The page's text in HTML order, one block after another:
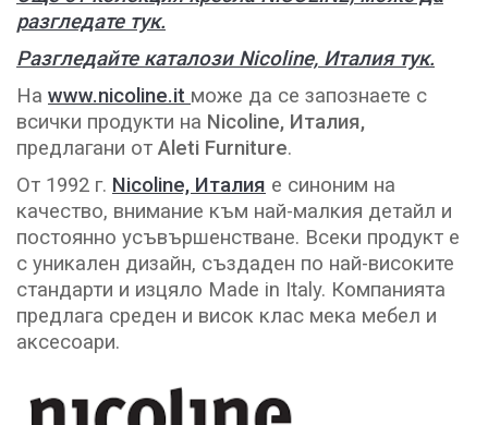
разгледате тук.
Разгледайте каталози Nicoline, Италия тук.
На www.nicoline.it може да се запознаете с
всички продукти на Nicoline, Италия,
предлагани от Aleti Furniture.
От 1992 г. Nicoline, Италия е синоним на
качество, внимание към най-малкия детайл и
постоянно усъвършенстване. Всеки продукт е
с уникален дизайн, създаден по най-високите
стандарти и изцяло Made in Italy. Компанията
предлага среден и висок клас мека мебел и
аксесоари.